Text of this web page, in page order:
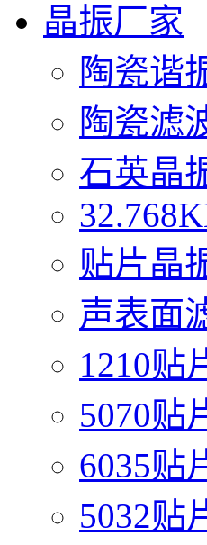
晶振厂家
陶瓷谐
陶瓷滤
石英晶
贴片晶
声表面
1210贴
5070贴
6035贴
5032贴